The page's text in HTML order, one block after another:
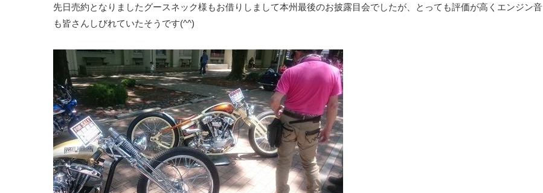
先日売約となりましたグースネック様もお借りしまして本州最後のお披露目会でしたが、とっても評価が高くエンジン音
も皆さんしびれていたそうです(^^)